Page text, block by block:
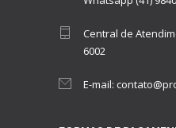
Central de
6002
E-mail: